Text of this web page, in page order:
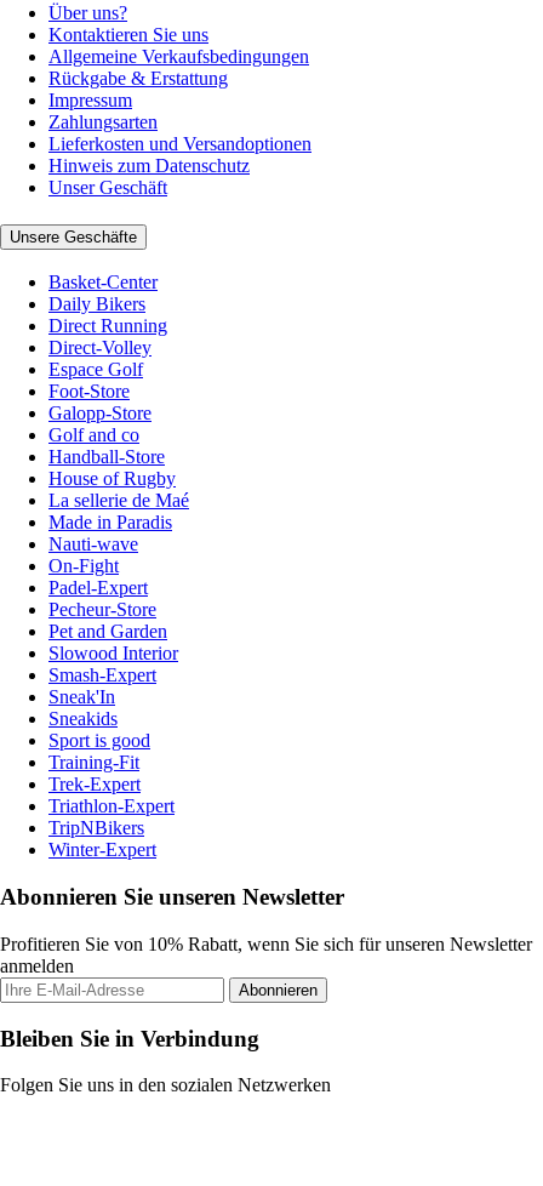
Über uns?
Kontaktieren Sie uns
Allgemeine Verkaufsbedingungen
Rückgabe & Erstattung
Impressum
Zahlungsarten
Lieferkosten und Versandoptionen
Hinweis zum Datenschutz
Unser Geschäft
Unsere Geschäfte
Basket-Center
Daily Bikers
Direct Running
Direct-Volley
Espace Golf
Foot-Store
Galopp-Store
Golf and co
Handball-Store
House of Rugby
La sellerie de Maé
Made in Paradis
Nauti-wave
On-Fight
Padel-Expert
Pecheur-Store
Pet and Garden
Slowood Interior
Smash-Expert
Sneak'In
Sneakids
Sport is good
Training-Fit
Trek-Expert
Triathlon-Expert
TripNBikers
Winter-Expert
Abonnieren Sie unseren Newsletter
Profitieren Sie von 10% Rabatt, wenn Sie sich für unseren Newsletter
anmelden
Abonnieren
Bleiben Sie in Verbindung
Folgen Sie uns in den sozialen Netzwerken